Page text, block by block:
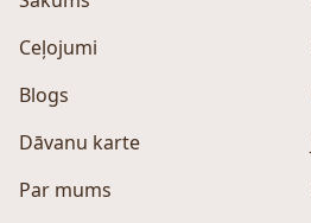
Ceļojumi
Blogs
Dāvanu karte
Par mums